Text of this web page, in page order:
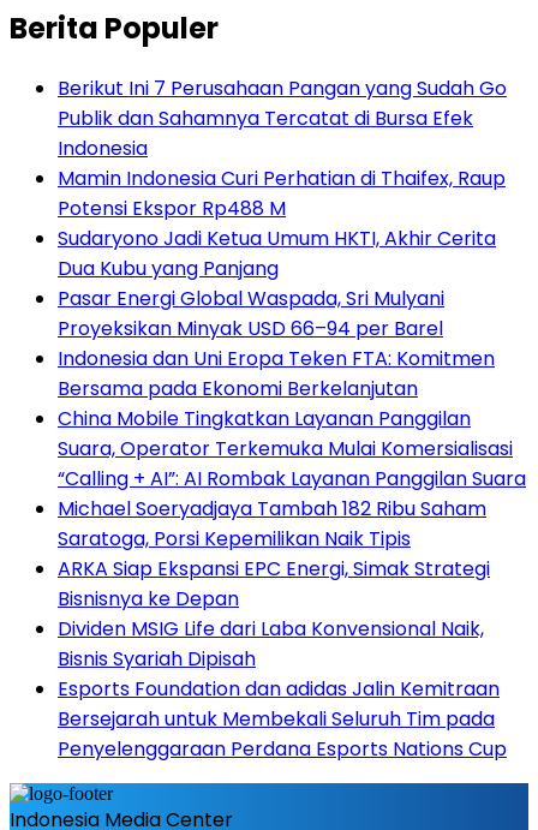
Berita Populer
Berikut Ini 7 Perusahaan Pangan yang Sudah Go
Publik dan Sahamnya Tercatat di Bursa Efek
Indonesia
Mamin Indonesia Curi Perhatian di Thaifex, Raup
Potensi Ekspor Rp488 M
Sudaryono Jadi Ketua Umum HKTI, Akhir Cerita
Dua Kubu yang Panjang
Pasar Energi Global Waspada, Sri Mulyani
Proyeksikan Minyak USD 66–94 per Barel
Indonesia dan Uni Eropa Teken FTA: Komitmen
Bersama pada Ekonomi Berkelanjutan
China Mobile Tingkatkan Layanan Panggilan
Suara, Operator Terkemuka Mulai Komersialisasi
“Calling + AI”: AI Rombak Layanan Panggilan Suara
Michael Soeryadjaya Tambah 182 Ribu Saham
Saratoga, Porsi Kepemilikan Naik Tipis
ARKA Siap Ekspansi EPC Energi, Simak Strategi
Bisnisnya ke Depan
Dividen MSIG Life dari Laba Konvensional Naik,
Bisnis Syariah Dipisah
Esports Foundation dan adidas Jalin Kemitraan
Bersejarah untuk Membekali Seluruh Tim pada
Penyelenggaraan Perdana Esports Nations Cup
Indonesia Media Center